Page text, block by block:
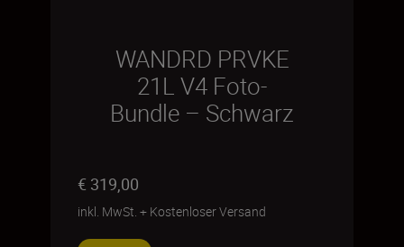
WANDRD PRVKE
21L V4 Foto-
Bundle – Schwarz
€ 319,00
inkl. MwSt. + Kostenloser Versand